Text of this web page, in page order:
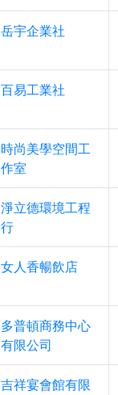
岳宇企業社
百易工業社
時尚美學空間工
作室
淨立德環境工程
行
女人香暢飲店
多普頓商務中心
有限公司
吉祥宴會館有限